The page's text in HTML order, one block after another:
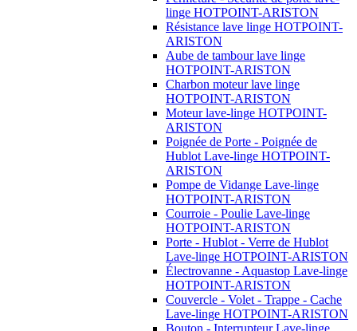
linge HOTPOINT-ARISTON
Résistance lave linge HOTPOINT-
ARISTON
Aube de tambour lave linge
HOTPOINT-ARISTON
Charbon moteur lave linge
HOTPOINT-ARISTON
Moteur lave-linge HOTPOINT-
ARISTON
Poignée de Porte - Poignée de
Hublot Lave-linge HOTPOINT-
ARISTON
Pompe de Vidange Lave-linge
HOTPOINT-ARISTON
Courroie - Poulie Lave-linge
HOTPOINT-ARISTON
Porte - Hublot - Verre de Hublot
Lave-linge HOTPOINT-ARISTON
Électrovanne - Aquastop Lave-linge
HOTPOINT-ARISTON
Couvercle - Volet - Trappe - Cache
Lave-linge HOTPOINT-ARISTON
Bouton - Interrupteur Lave-linge